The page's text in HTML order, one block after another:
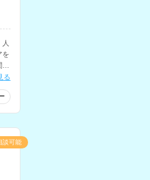
を
す
る
談可能